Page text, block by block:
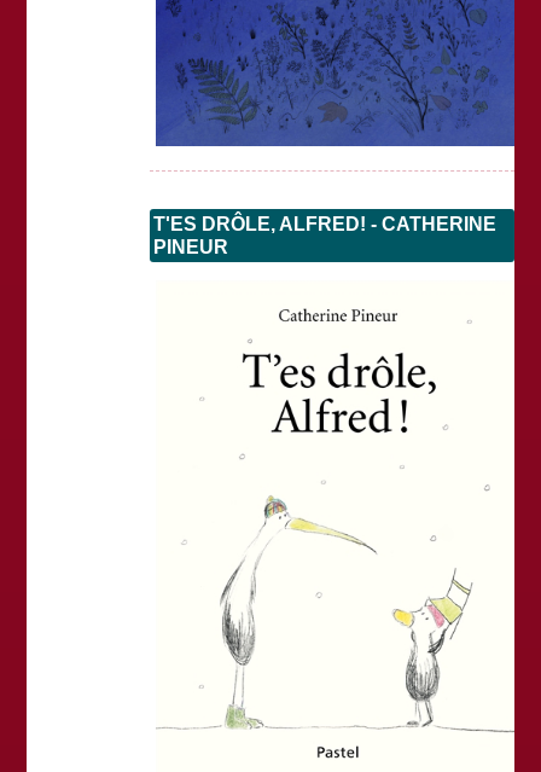
T'ES DRÔLE, ALFRED! - CATHERINE
PINEUR